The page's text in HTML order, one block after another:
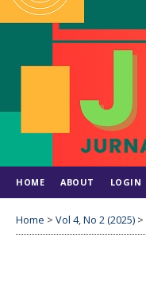
HOME ABOUT LOGIN
Home > Vol 4, No 2 (2025) >